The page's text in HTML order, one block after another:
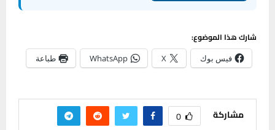
شارك هذا الموضوع:
فيس بوك X
WhatsApp طباعة
مشاركة 0